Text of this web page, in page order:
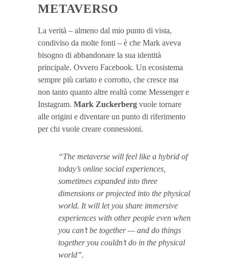
METAVERSO
La verità – almeno dal mio punto di vista,
condiviso da molte fonti – è che Mark aveva
bisogno di abbandonare la sua identità
principale. Ovvero Facebook. Un ecosistema
sempre più cariato e corrotto, che cresce ma
non tanto quanto altre realtà come Messenger e
Instagram. Mark Zuckerberg vuole tornare
alle origini e diventare un punto di riferimento
per chi vuole creare connessioni.
“The metaverse will feel like a hybrid of
today’s online social experiences,
sometimes expanded into three
dimensions or projected into the physical
world. It will let you share immersive
experiences with other people even when
you can’t be together — and do things
together you couldn’t do in the physical
world”.